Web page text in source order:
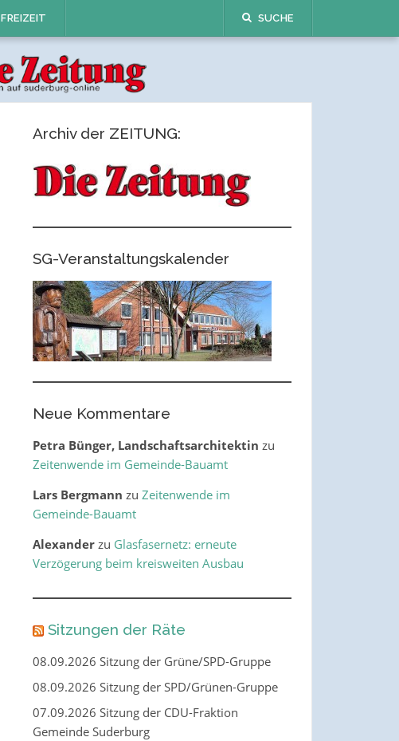
FREIZEIT SUCHE
Archiv der ZEITUNG:
SG-Veranstaltungskalender
Neue Kommentare
Petra Bünger, Landschaftsarchitektin zu
Zeitenwende im Gemeinde-Bauamt
Lars Bergmann zu Zeitenwende im
Gemeinde-Bauamt
Alexanderzu Glasfasernetz: erneute
Verzögerung beim kreisweiten Ausbau
Sitzungen der Räte
08.09.2026 Sitzung der Grüne/SPD-Gruppe
08.09.2026 Sitzung der SPD/Grünen-Gruppe
07.09.2026 Sitzung der CDU-Fraktion
Gemeinde Suderburg